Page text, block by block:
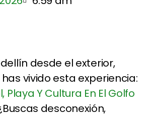
desde el exterior,
vivido esta experiencia:
Playa Y Cultura En El Golfo
desconexión,